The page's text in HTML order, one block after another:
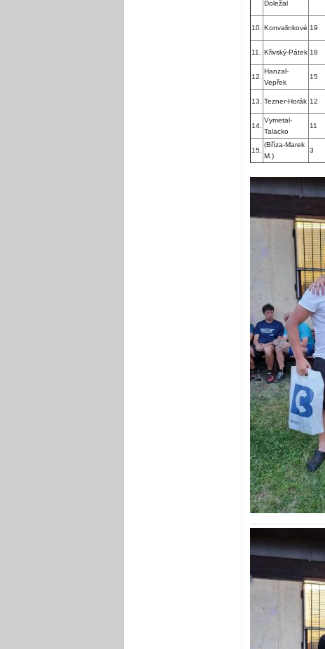
Doležal
10. Konvalinkové 19
11. Křivský-Pátek 18
12.
Hanzal-
Vepřek
15
13. Tezner-Horák 12
14.
Vymetal-
Talacko
11
15.
(Bříza-Marek
M.)
3